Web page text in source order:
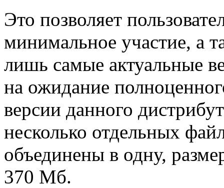
Это позволяет
минимальное участие, а
лишь самые актуальные
на ожидание
версии данного
несколько отдельных
объединены в одну,
370 Мб.